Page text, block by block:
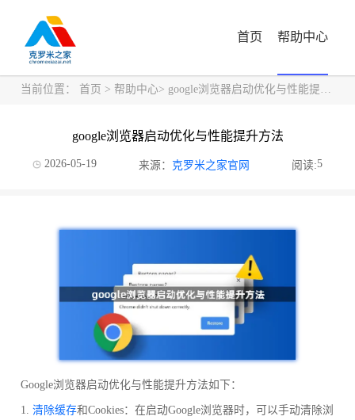
首页 帮助中心
当前位置： 首页 > 帮助中心> google浏览器启动优化与性能提升方法
google浏览器启动优化与性能提升方法
2026-05-19 来源： 克罗米之家官网 阅读:5
Google浏览器启动优化与性能提升方法如下：
1. 清除缓存和Cookies：在启动Google浏览器时，可以手动清除浏